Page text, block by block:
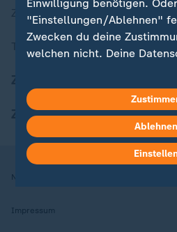
ZDFheute Stories
Themen im Überblick
ZDFheute Apps
Nutzungsbedingungen
Impressum
Einwilligung benötigen.
"Einstellungen/Ablehnen"
Zwecken du deine
welchen nicht. Deine
in deinen Einstellungen
Hier findest du das
Weitere Informationen
Datenschutzerklärung.
Ablehnen